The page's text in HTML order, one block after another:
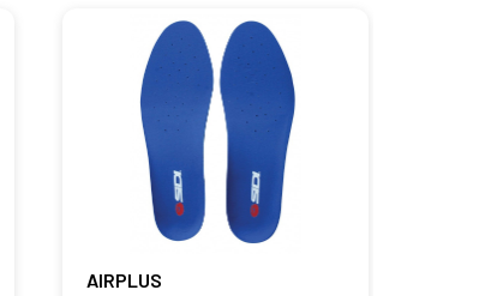
AIRPLUS